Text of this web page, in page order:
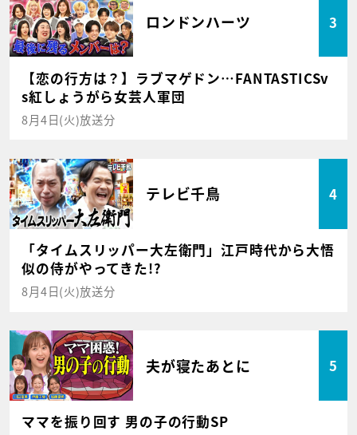
ロンドンハーツ 3
【恋の行方は？】ラブマゲドン…FANTASTICSv
s紅しょうがら女芸人軍団
8月4日(火)放送分
テレビ千鳥 4
「タイムスリッパー大左衛門」江戸時代から大悟
似の侍がやってきた!?
8月4日(火)放送分
夫が寝たあとに 5
ママを振り回す 男の子の行動SP